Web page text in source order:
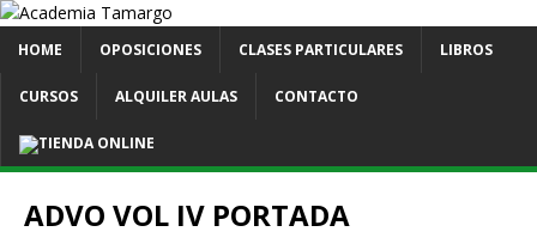
HOME OPOSICIONES CLASES PARTICULARES LIBROS
CURSOS ALQUILER AULAS CONTACTO
TIENDA ONLINE
ADVO VOL IV PORTADA